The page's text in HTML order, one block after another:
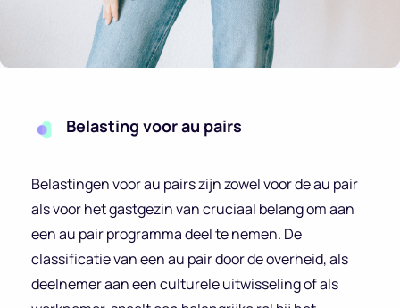
Belasting voor au pairs
Belastingen voor au pairs zijn zowel voor de au pair
als voor het gastgezin van cruciaal belang om aan
een au pair programma deel te nemen. De
classificatie van een au pair door de overheid, als
deelnemer aan een culturele uitwisseling of als